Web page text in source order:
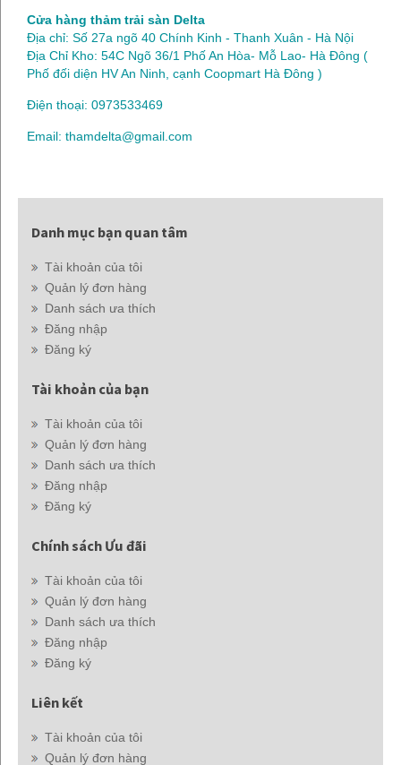
Cửa hàng thảm trải sàn Delta
Địa chỉ: Số 27a ngõ 40 Chính Kinh - Thanh Xuân - Hà Nội
Địa Chỉ Kho: 54C Ngõ 36/1 Phố An Hòa- Mỗ Lao- Hà Đông (
Phố đối diện HV An Ninh, cạnh Coopmart Hà Đông )
Điện thoại: 0973533469
Email: thamdelta@gmail.com
Danh mục bạn quan tâm
Tài khoản của tôi
Quản lý đơn hàng
Danh sách ưa thích
Đăng nhập
Đăng ký
Tài khoản của bạn
Tài khoản của tôi
Quản lý đơn hàng
Danh sách ưa thích
Đăng nhập
Đăng ký
Chính sách Ưu đãi
Tài khoản của tôi
Quản lý đơn hàng
Danh sách ưa thích
Đăng nhập
Đăng ký
Liên kết
Tài khoản của tôi
Quản lý đơn hàng